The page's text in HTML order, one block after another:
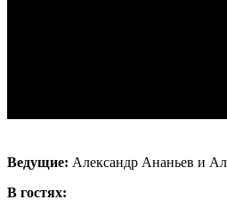
Ведущие: Александр Ананьев и
В гостях: